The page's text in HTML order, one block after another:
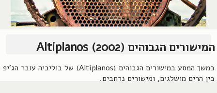
המישורים הגבוהים (2002) Altiplanos
במשך המסע במישורים הגבוהים (Altiplanos) של בוליביה עובר הג'יפ
בין הרים מושלגים, ומישורים נרחבים.
© כל הזכויות שמורות, 2004-2026, אורן שץ